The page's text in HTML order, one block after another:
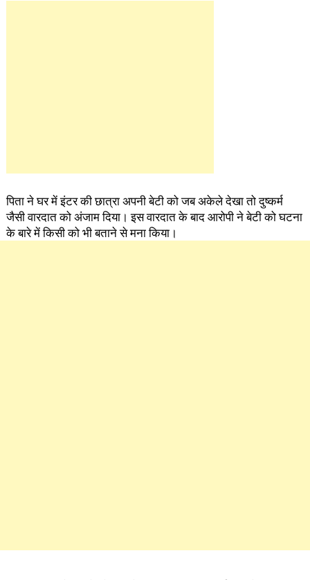
पिता ने घर में इंटर की छात्रा अपनी बेटी को जब अकेले देखा तो दुष्कर्म
जैसी वारदात को अंजाम दिया। इस वारदात के बाद आरोपी ने बेटी को घटना
के बारे में किसी को भी बताने से मना किया।